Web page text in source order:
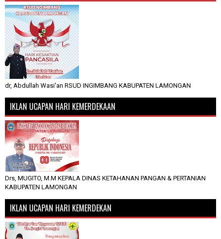
dr, Abdullah Wasi'an RSUD INGIMBANG KABUPATEN LAMONGAN
IKLAN UCAPAN HARI KEMERDEKAAN
Drs, MUGITO, M.M KEPALA DINAS KETAHANAN PANGAN & PERTANIAN
KABUPATEN LAMONGAN
IKLAN UCAPAN HARI KEMERDEKAN